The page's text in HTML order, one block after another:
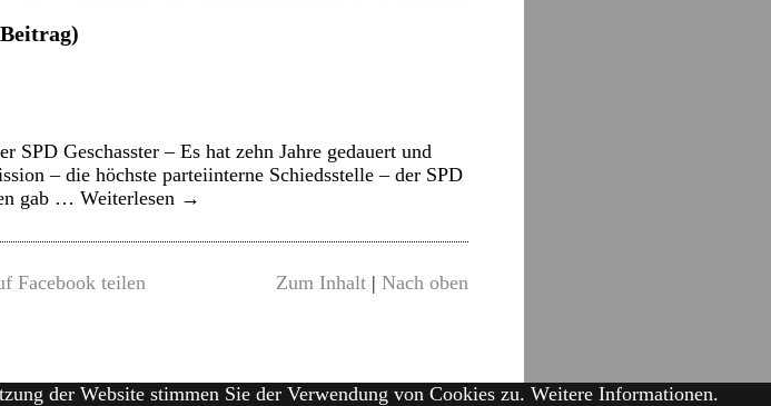
Geschasster – Es hat zehn Jahre gedauert und
– die höchste parteiinterne Schiedsstelle – der SPD
gab … Weiterlesen →
Facebook teilen Zum Inhalt | Nach oben
der Website stimmen Sie der Verwendung von Cookies zu. Weitere Informationen.